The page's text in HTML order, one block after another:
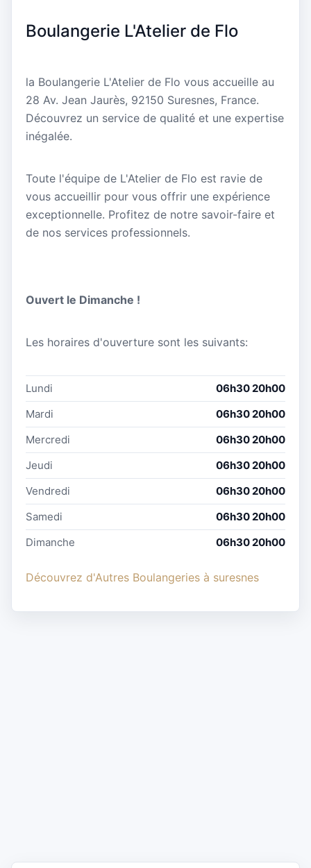
Boulangerie L'Atelier de Flo
la Boulangerie L'Atelier de Flo vous accueille au
28 Av. Jean Jaurès, 92150 Suresnes, France.
Découvrez un service de qualité et une expertise
inégalée.
Toute l'équipe de L'Atelier de Flo est ravie de
vous accueillir pour vous offrir une expérience
exceptionnelle. Profitez de notre savoir-faire et
de nos services professionnels.
Ouvert le Dimanche !
Les horaires d'ouverture sont les suivants:
Lundi
06h30 20h00
Mardi
06h30 20h00
Mercredi
06h30 20h00
Jeudi
06h30 20h00
Vendredi
06h30 20h00
Samedi
06h30 20h00
Dimanche
06h30 20h00
Découvrez d'Autres Boulangeries à suresnes